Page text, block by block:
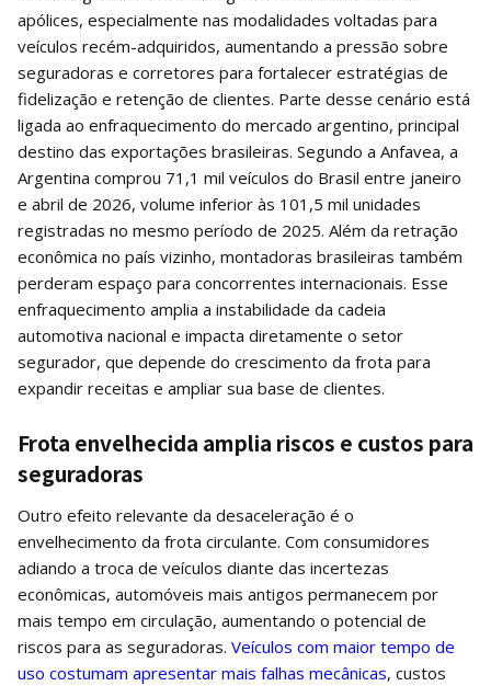
apólices, especialmente nas modalidades voltadas para
veículos recém-adquiridos, aumentando a pressão sobre
seguradoras e corretores para fortalecer estratégias de
fidelização e retenção de clientes. Parte desse cenário está
ligada ao enfraquecimento do mercado argentino, principal
destino das exportações brasileiras. Segundo a Anfavea, a
Argentina comprou 71,1 mil veículos do Brasil entre janeiro
e abril de 2026, volume inferior às 101,5 mil unidades
registradas no mesmo período de 2025. Além da retração
econômica no país vizinho, montadoras brasileiras também
perderam espaço para concorrentes internacionais. Esse
enfraquecimento amplia a instabilidade da cadeia
automotiva nacional e impacta diretamente o setor
segurador, que depende do crescimento da frota para
expandir receitas e ampliar sua base de clientes.
Frota envelhecida amplia riscos e custos para
seguradoras
Outro efeito relevante da desaceleração é o
envelhecimento da frota circulante. Com consumidores
adiando a troca de veículos diante das incertezas
econômicas, automóveis mais antigos permanecem por
mais tempo em circulação, aumentando o potencial de
riscos para as seguradoras. Veículos com maior tempo de
uso costumam apresentar mais falhas mecânicas, custos